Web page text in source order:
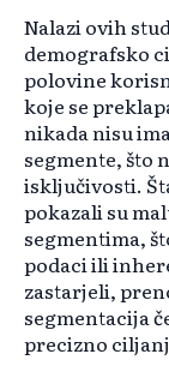
Nalazi ovih
demografsko
polovine
koje se
nikada nisu
segmente, što
isključivosti.
pokazali su
segmentima,
podaci ili
zastarjeli,
segmentacija
precizno